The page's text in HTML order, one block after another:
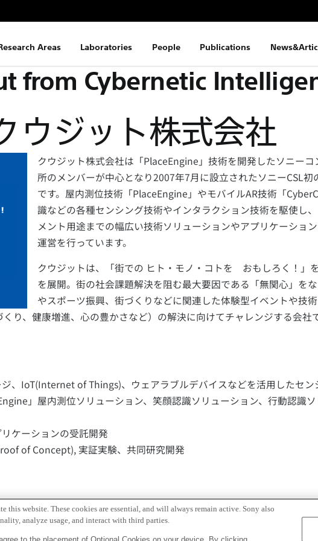
Areas Laboratories People Publications
from Cybernetic
ウジット株式会社
クウジット株式会社は「PlaceEngine」技術を開発したソニー
所のメンバーが中心となり2007年7月に設立されたソニーCSL初
です。屋内測位技術「PlaceEngine」やモバイルAR技術「
識などの各種センシング技術やインタラクション技術を駆使し
メント用途までの幅広い技術ソリューションやアプリケーショ
運営を行っています。
クウジットは、「街での ヒト・モノ・コトを おもしろく！」
を展開。街の社会課題解決を阻む最大要因である「無関心」を
やスポーツ振興、街づくりなどに関連した体験型イベントや技
り、健康増進、心の豊かさなど）の解決に向けてチャレンジする会社で
、IoT(Internet of Things)、ウェアラブルデバイスなどを活用したセ
」屋内測位ソリューション、笑顔認識ソリューション、行動認識
ケーションの受託開発
of Concept), 実証実験、共同研究開発
this website. These cookies are essential, and will always remain active. Sony also
analyze usage, and interact with third parties.